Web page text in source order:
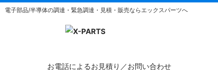
電子部品/半導体の調達・緊急調達・見積・販売ならエックスパーツへ
お電話によるお見積り／お問い合わせ